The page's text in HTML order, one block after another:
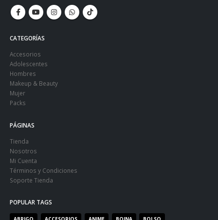
CATEGORÍAS
Accesorios
Adolescentes
Hombres
Makeup & Beauty
Mujer
Packs
PÁGINAS
Tienda
Nosotros
Mi Cuenta
Términos y Condiciones
Soporte Tienda
POPULAR TAGS